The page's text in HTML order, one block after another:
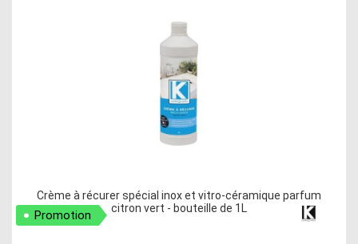
Crème à récurer spécial inox et vitro-céramique parfum
citron vert - bouteille de 1L
Promotion